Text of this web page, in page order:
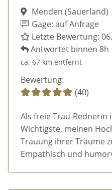
Menden (Sauerland)
Gage: auf Anfrage
Letzte Bewertung:
Antwortet binnen 8h
ca. 67 km entfernt
Bewertung:
(40)
Als freie Trau-Rednerin
Wichtigste, meinen
Trauung ihrer Träume
Empathisch und